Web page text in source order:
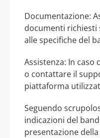
Documentazione:
documenti richiesti
alle specifiche del
Assistenza: In caso
o contattare il
piattaforma
Seguendo
indicazioni del
presentazione